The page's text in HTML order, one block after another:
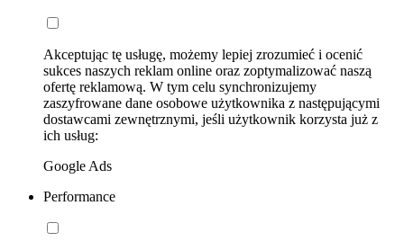
Akceptując tę usługę, możemy lepiej zrozumieć i ocenić
sukces naszych reklam online oraz zoptymalizować naszą
ofertę reklamową. W tym celu synchronizujemy
zaszyfrowane dane osobowe użytkownika z następującymi
dostawcami zewnętrznymi, jeśli użytkownik korzysta już z
ich usług:
Google Ads
Performance